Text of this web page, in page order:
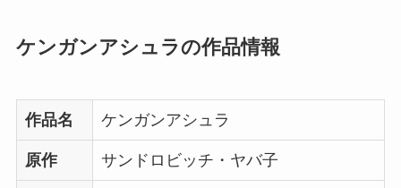
ケンガンアシュラの作品情報
作品名 ケンガンアシュラ
原作 サンドロビッチ・ヤバ子